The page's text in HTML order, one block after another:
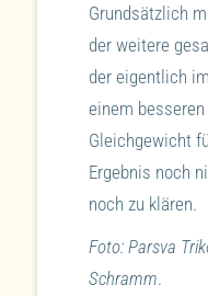
Grundsätzlich
der weitere
der eigentlich
einem
Gleichgewicht
Ergebnis noch
noch zu klären.
Foto: Parsva
Schramm.